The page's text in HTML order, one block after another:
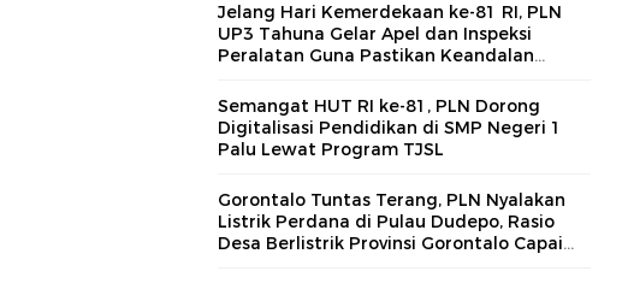
Jelang Hari Kemerdekaan ke-81 RI, PLN
UP3 Tahuna Gelar Apel dan Inspeksi
Peralatan Guna Pastikan Keandalan
Semangat HUT RI ke-81, PLN Dorong
Digitalisasi Pendidikan di SMP Negeri 1
Palu Lewat Program TJSL
Gorontalo Tuntas Terang, PLN Nyalakan
Listrik Perdana di Pulau Dudepo, Rasio
Desa Berlistrik Provinsi Gorontalo Capai